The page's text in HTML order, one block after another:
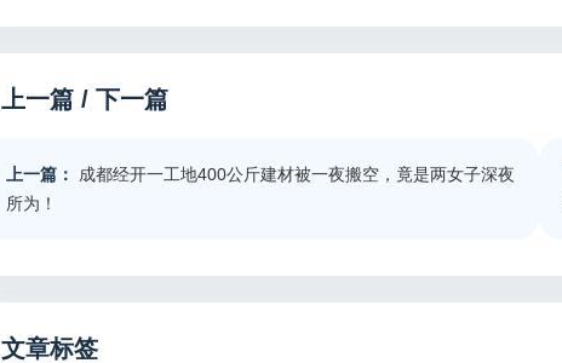
上一篇 / 下一篇
上一篇：
成都经开一工地400公斤建材被一夜搬空，竟是两女子深夜
所为！
文章标签